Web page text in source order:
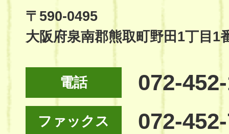
Site
〒590-0495
大阪府泉南郡熊取町野田1丁目1
電話 072-
ファックス 072-